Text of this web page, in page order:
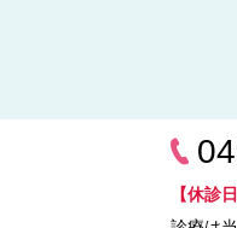
【休診